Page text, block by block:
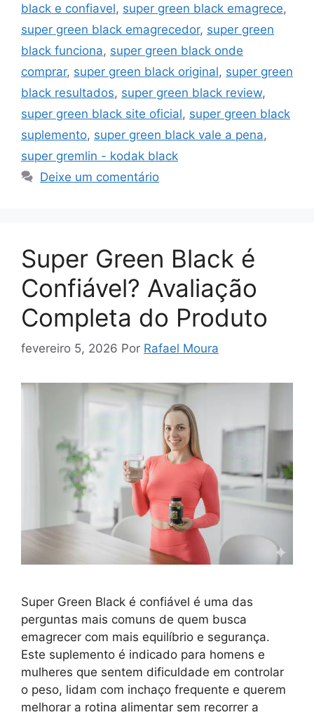
black e confiavel, super green black emagrece,
super green black emagrecedor, super green
black funciona, super green black onde
comprar, super green black original, super green
black resultados, super green black review,
super green black site oficial, super green black
suplemento, super green black vale a pena,
super gremlin - kodak black
Deixe um comentário
Super Green Black é
Confiável? Avaliação
Completa do Produto
fevereiro 5, 2026 Por Rafael Moura
Super Green Black é confiável é uma das
perguntas mais comuns de quem busca
emagrecer com mais equilíbrio e segurança.
Este suplemento é indicado para homens e
mulheres que sentem dificuldade em controlar
o peso, lidam com inchaço frequente e querem
melhorar a rotina alimentar sem recorrer a